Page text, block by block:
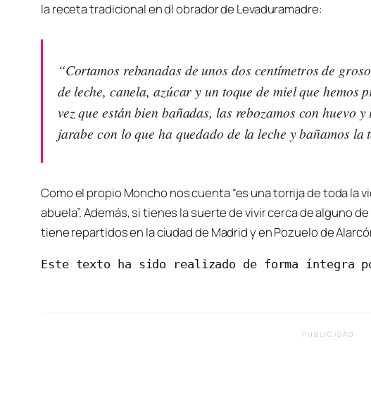
la receta tradicional en dl obrador de Levaduramadre:
“Cortamos rebanadas de unos dos centímetros de
de leche, canela, azúcar y un toque de miel que
vez que están bien bañadas, las rebozamos con huevo
jarabe con lo que ha quedado de la leche y bañamos
Como el propio Moncho nos cuenta “es una torrija de toda la
abuela”. Además, si tienes la suerte de vivir cerca de alguno
tiene repartidos en la ciudad de Madrid y en Pozuelo de
Este texto ha sido realizado de forma íntegra
PUBLICIDAD